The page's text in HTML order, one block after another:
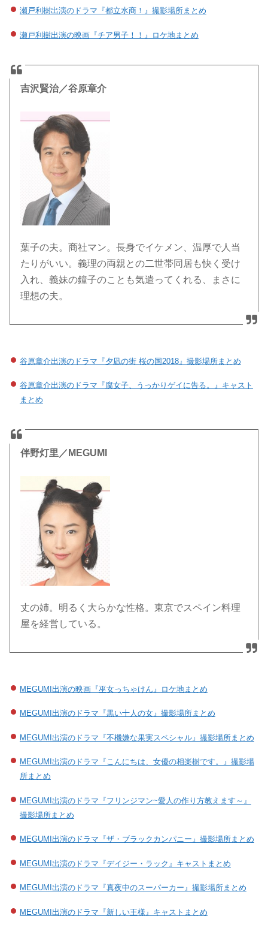
瀬戸利樹出演のドラマ『都立水商！』撮影場所まとめ
瀬戸利樹出演の映画『チア男子！！』ロケ地まとめ
吉沢賢治／谷原章介
葉子の夫。商社マン。長身でイケメン、温厚で人当
たりがいい。義理の両親との二世帯同居も快く受け
入れ、義妹の鐘子のことも気遣ってくれる、まさに
理想の夫。
谷原章介出演のドラマ『夕凪の街 桜の国2018』撮影場所まとめ
谷原章介出演のドラマ『腐女子、うっかりゲイに告る。』キャスト
まとめ
伴野灯里／MEGUMI
丈の姉。明るく大らかな性格。東京でスペイン料理
屋を経営している。
MEGUMI出演の映画『巫女っちゃけん』ロケ地まとめ
MEGUMI出演のドラマ『黒い十人の女』撮影場所まとめ
MEGUMI出演のドラマ『不機嫌な果実スペシャル』撮影場所まとめ
MEGUMI出演のドラマ『こんにちは、女優の相楽樹です。』撮影場
所まとめ
MEGUMI出演のドラマ『フリンジマン~愛人の作り方教えます～』
撮影場所まとめ
MEGUMI出演のドラマ『ザ・ブラックカンパニー』撮影場所まとめ
MEGUMI出演のドラマ『デイジー・ラック』キャストまとめ
MEGUMI出演のドラマ『真夜中のスーパーカー』撮影場所まとめ
MEGUMI出演のドラマ『新しい王様』キャストまとめ